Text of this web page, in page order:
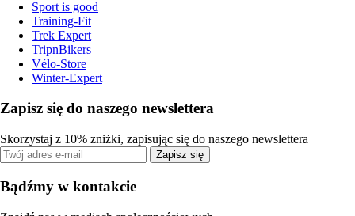
Sport is good
Training-Fit
Trek Expert
TripnBikers
Vélo-Store
Winter-Expert
Zapisz się do naszego newslettera
Skorzystaj z 10% zniżki, zapisując się do naszego newslettera
Zapisz się
Bądźmy w kontakcie